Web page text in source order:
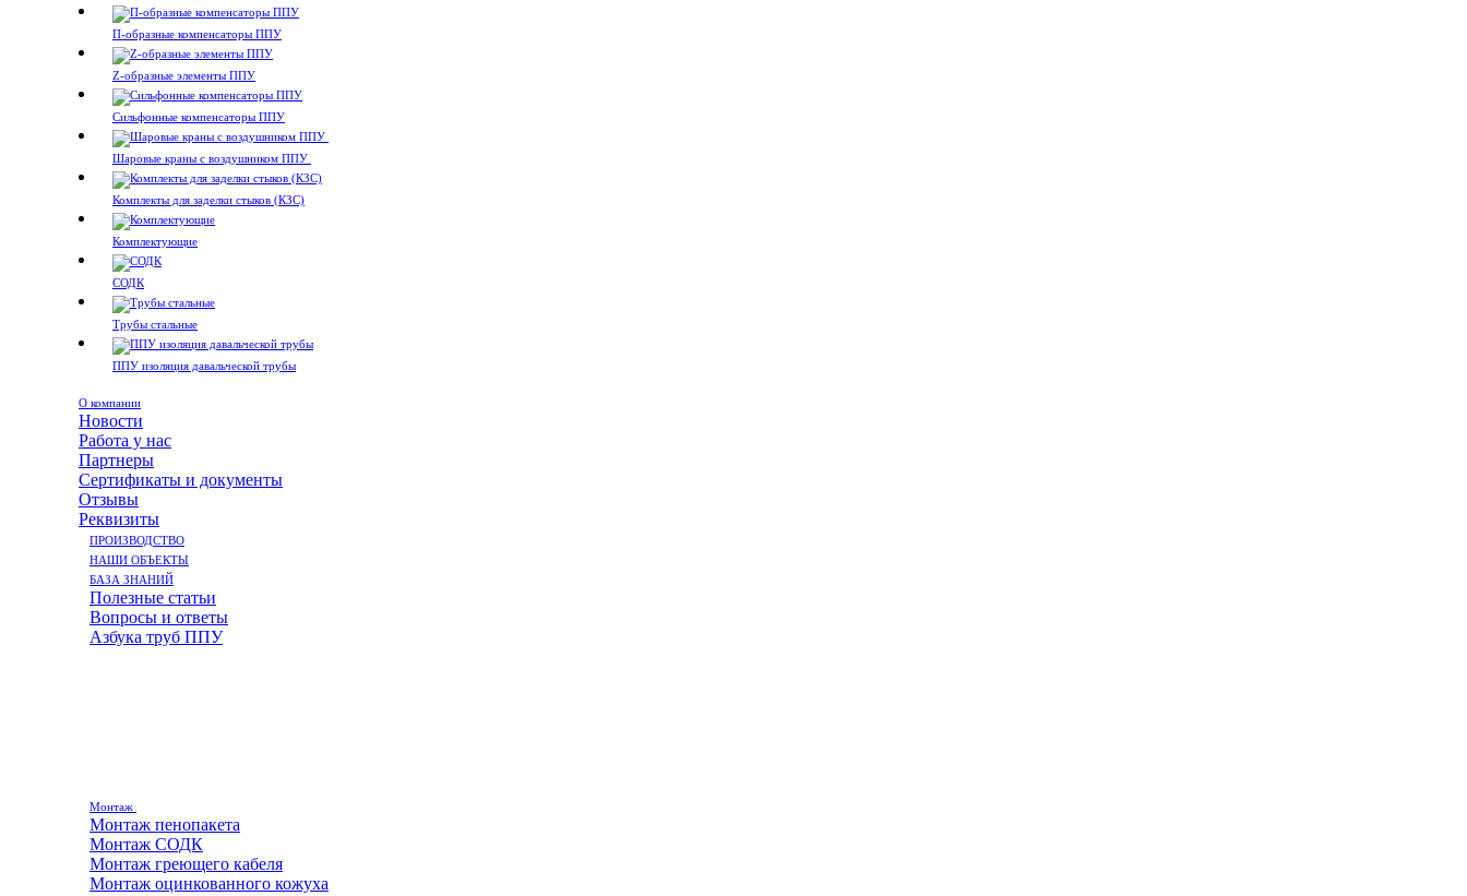
П-образные компенсаторы ППУ
Z-образные элементы ППУ
Сильфонные компенсаторы ППУ
Шаровые краны с воздушником ППУ
Комплекты для заделки стыков (КЗС)
Комплектующие
СОДК
Трубы стальные
ППУ изоляция давальческой трубы
О компании
Новости
Работа у нас
Партнеры
Сертификаты и документы
Отзывы
Реквизиты
ПРОИЗВОДСТВО
НАШИ ОБЪЕКТЫ
БАЗА ЗНАНИЙ
Полезные статьи
Вопросы и ответы
Азбука труб ППУ
Монтаж
Монтаж пенопакета
Монтаж СОДК
Монтаж греющего кабеля
Монтаж оцинкованного кожуха